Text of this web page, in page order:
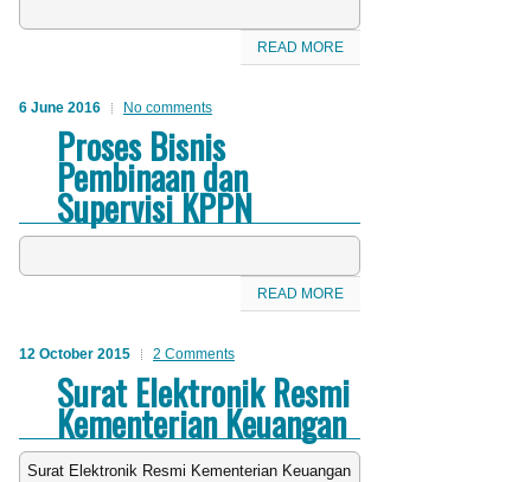
READ MORE
6 June 2016 No comments
Proses Bisnis
Pembinaan dan
Supervisi KPPN
READ MORE
12 October 2015 2 Comments
Surat Elektronik Resmi
Kementerian Keuangan
Surat Elektronik Resmi Kementerian Keuangan